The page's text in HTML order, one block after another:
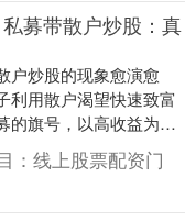
募带散户炒股：真
户炒股的现象愈演愈
利用散户渴望快速致富
的旗号，以高收益为诱
炒股。然而，这些所谓
羊....
： 线上股票配资门